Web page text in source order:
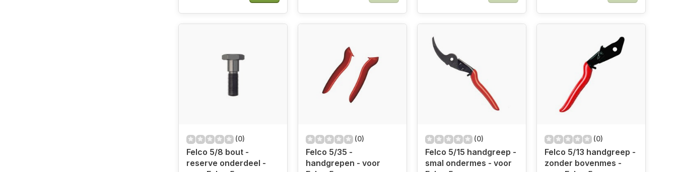
(0)
Felco 5/8 bout -
reserve onderdeel -
(0)
Felco 5/35 -
handgrepen - voor
(0)
Felco 5/15 handgreep -
smal ondermes - voor
(0)
Felco 5/13 handgreep -
zonder bovenmes -